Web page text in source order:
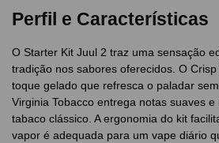
Perfil e Características
O Starter Kit Juul 2 traz uma sensação
tradição nos sabores oferecidos. O
toque gelado que refresca o paladar
Virginia Tobacco entrega notas suaves
tabaco clássico. A ergonomia do kit
vapor é adequada para um vape diário